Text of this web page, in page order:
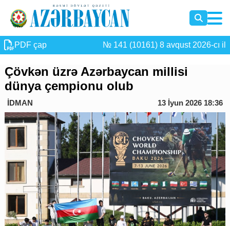
PDF çap № 141 (10161) 8 avqust 2026-cı il
Çövkən üzrə Azərbaycan millisi
dünya çempionu olub
İDMAN 13 İyun 2026 18:36